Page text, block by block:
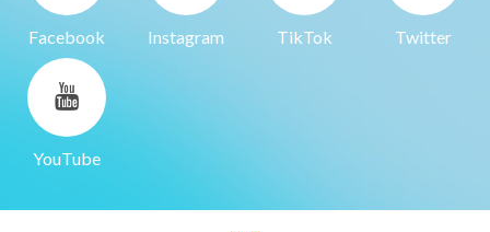
Facebook Instagram TikTok Twitter
YouTube